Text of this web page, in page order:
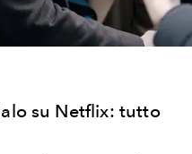
su Netflix: tutto